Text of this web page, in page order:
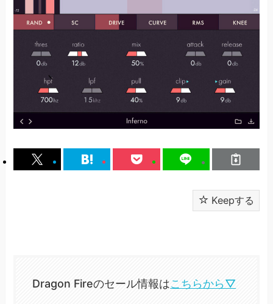
Keepする
Dragon Fireのセール情報はこちらから▽